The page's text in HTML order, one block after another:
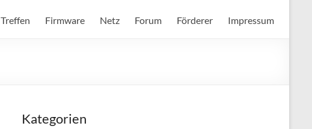
Treffen Firmware Netz Forum Förderer Impressum
Kategorien